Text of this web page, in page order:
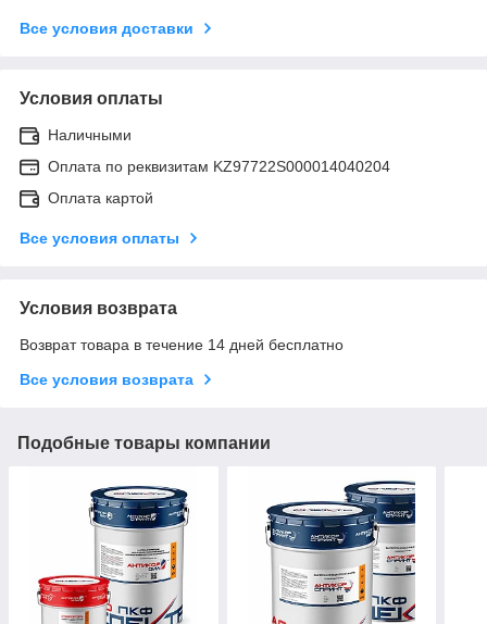
Все условия доставки
Условия оплаты
Наличными
Оплата по реквизитам KZ97722S000014040204
Оплата картой
Все условия оплаты
Условия возврата
Возврат товара в течение 14 дней бесплатно
Все условия возврата
Подобные товары компании